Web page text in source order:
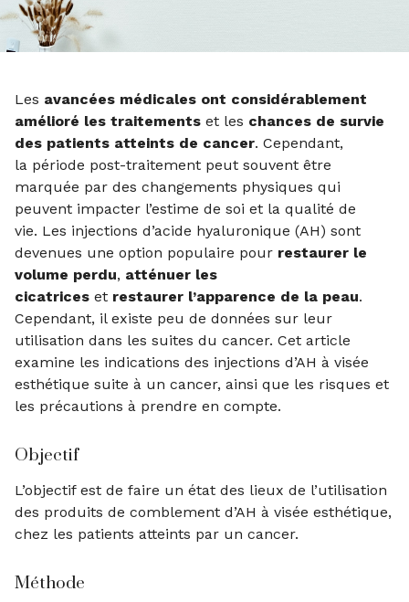
Les avancées médicales ont considérablement
amélioré les traitements et les chances de survie
des patients atteints de cancer. Cependant,
la période post-traitement peut souvent être
marquée par des changements physiques qui
peuvent impacter l’estime de soi et la qualité de
vie. Les injections d’acide hyaluronique (AH) sont
devenues une option populaire pour restaurer le
volume perdu, atténuer les
cicatrices et restaurer l’apparence de la peau.
Cependant, il existe peu de données sur leur
utilisation dans les suites du cancer. Cet article
examine les indications des injections d’AH à visée
esthétique suite à un cancer, ainsi que les risques et
les précautions à prendre en compte.
Objectif
L’objectif est de faire un état des lieux de l’utilisation
des produits de comblement d’AH à visée esthétique,
chez les patients atteints par un cancer.
Méthode